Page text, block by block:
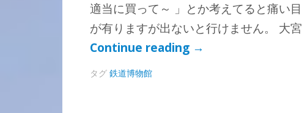
適当に買って～ 」とか考えてると痛い
が有りますが出ないと行けません。 大
Continue reading →
タグ 鉄道博物館